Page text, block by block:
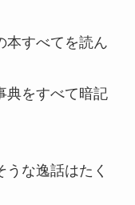
本すべてを読ん
典をすべて暗記
な逸話はたく